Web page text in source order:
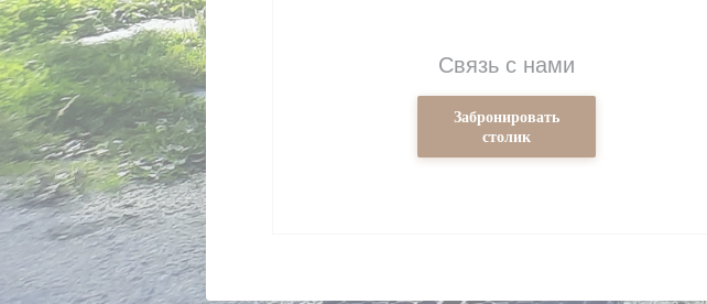
Связь с нами
Забронировать
столик